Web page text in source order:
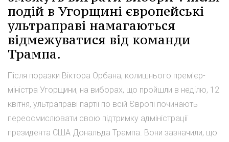
подій в Угорщині європейські
ультраправі намагаються
відмежуватися від команди
Трампа.
Після поразки Віктора Орбана, колишнього прем'єр-
міністра Угорщини, на виборах, що пройшли в неділю, 12
квітня, ультраправі партії по всій Європі починають
переосмислювати свою підтримку адміністрації
президента США Дональда Трампа. Вони зазначили, що